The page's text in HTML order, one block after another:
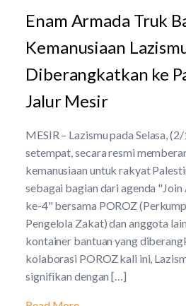
Enam Armada Truk
Kemanusiaan
Diberangkatkan ke
Jalur Mesir
MESIR – Lazismu pada Selasa,
setempat, secara resmi
kemanusiaan untuk rakyat
sebagai bagian dari agenda
ke-4" bersama POROZ
Pengelola Zakat) dan anggota
kontainer bantuan yang
kolaborasi POROZ kali ini,
signifikan dengan […]